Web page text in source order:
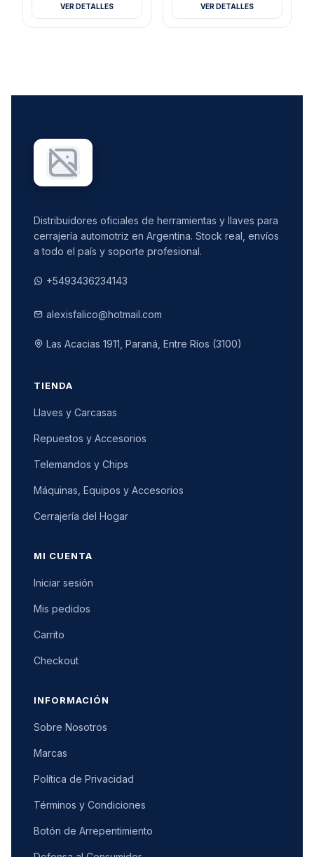
VER DETALLES VER DETALLES
Distribuidores oficiales de herramientas y llaves para
cerrajería automotriz en Argentina. Stock real, envíos
a todo el país y soporte profesional.
+5493436234143
alexisfalico@hotmail.com
Las Acacias 1911, Paraná, Entre Ríos (3100)
TIENDA
Llaves y Carcasas
Repuestos y Accesorios
Telemandos y Chips
Máquinas, Equipos y Accesorios
Cerrajería del Hogar
MI CUENTA
Iniciar sesión
Mis pedidos
Carrito
Checkout
INFORMACIÓN
Sobre Nosotros
Marcas
Política de Privacidad
Términos y Condiciones
Botón de Arrepentimiento